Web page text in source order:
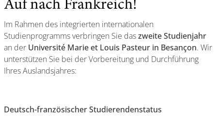
Auf nach Frankreich!
Im Rahmen des integrierten internationalen
Studienprogramms verbringen Sie daszweite Studienjahr
an der Université Marie et Louis Pasteur in Besançon. Wir
unterstützen Sie bei der Vorbereitung und Durchführung
Ihres Auslandsjahres:
Deutsch-französischer Studierendenstatus